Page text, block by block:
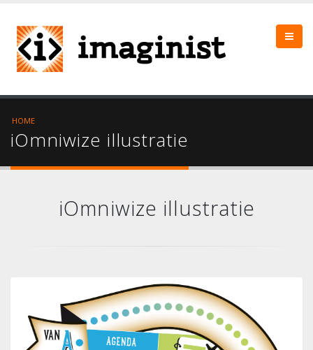
HOME
iOmniwize illustratie
iOmniwize illustratie